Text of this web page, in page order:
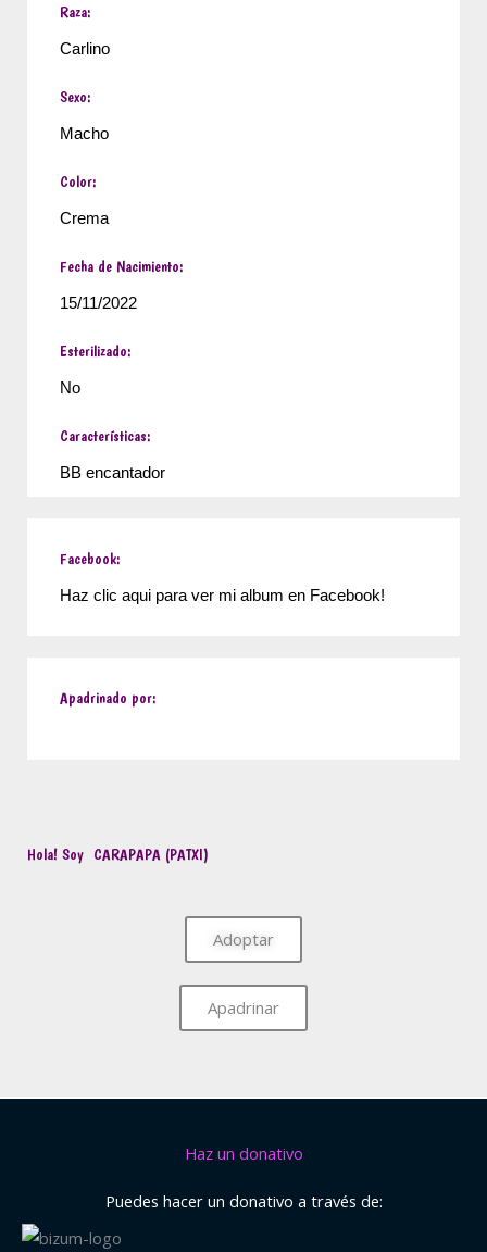
Hola! Soy CARAPAPA (PATXI)
Adoptar
Apadrinar
Raza:
Carlino
Sexo:
Macho
Color:
Crema
Fecha de Nacimiento:
15/11/2022
Esterilizado:
No
Características:
BB encantador
Facebook:
Haz clic aqui para ver mi album en Facebook!
Apadrinado por:
Haz un donativo
Puedes hacer un donativo a través de: